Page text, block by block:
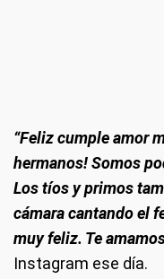
“Feliz cumple amor
hermanos! Somos
Los tíos y primos
cámara cantando el
muy feliz. Te
Instagram ese día.